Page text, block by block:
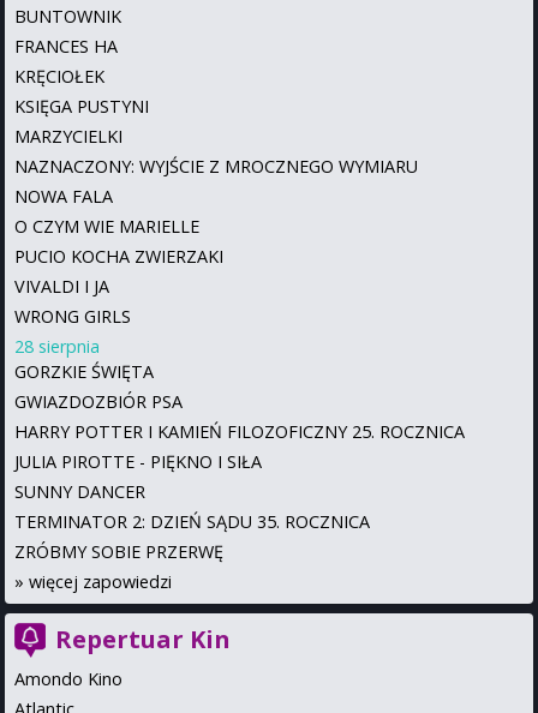
BUNTOWNIK
FRANCES HA
KRĘCIOŁEK
KSIĘGA PUSTYNI
MARZYCIELKI
NAZNACZONY: WYJŚCIE Z MROCZNEGO WYMIARU
NOWA FALA
O CZYM WIE MARIELLE
PUCIO KOCHA ZWIERZAKI
VIVALDI I JA
WRONG GIRLS
28 sierpnia
GORZKIE ŚWIĘTA
GWIAZDOZBIÓR PSA
HARRY POTTER I KAMIEŃ FILOZOFICZNY 25. ROCZNICA
JULIA PIROTTE - PIĘKNO I SIŁA
SUNNY DANCER
TERMINATOR 2: DZIEŃ SĄDU 35. ROCZNICA
ZRÓBMY SOBIE PRZERWĘ
» więcej zapowiedzi
Repertuar Kin
Amondo Kino